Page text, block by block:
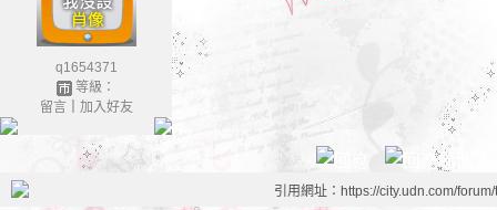
q1654371
等級：
留言｜ 加入好友
引用網址：https://city.udn.com/